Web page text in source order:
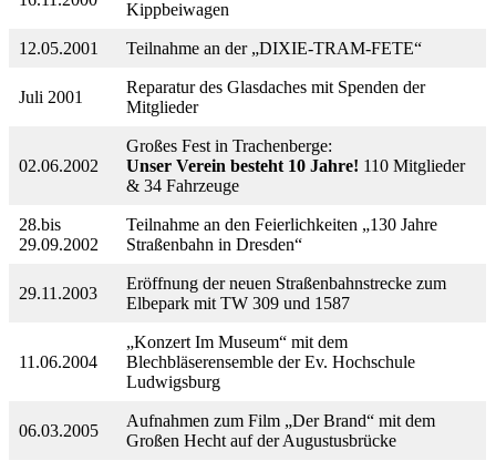
Kippbeiwagen
12.05.2001 Teilnahme an der „DIXIE-TRAM-FETE“
Juli 2001
Reparatur des Glasdaches mit Spenden der
Mitglieder
02.06.2002
Großes Fest in Trachenberge:
Unser Verein besteht 10 Jahre! 110 Mitglieder
& 34 Fahrzeuge
28.bis
29.09.2002
Teilnahme an den Feierlichkeiten „130 Jahre
Straßenbahn in Dresden“
29.11.2003
Eröffnung der neuen Straßenbahnstrecke zum
Elbepark mit TW 309 und 1587
11.06.2004
„Konzert Im Museum“ mit dem
Blechbläserensemble der Ev. Hochschule
Ludwigsburg
06.03.2005
Aufnahmen zum Film „Der Brand“ mit dem
Großen Hecht auf der Augustusbrücke